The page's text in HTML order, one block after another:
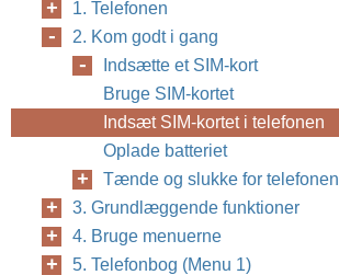
1. Telefonen
2. Kom godt i gang
Indsætte et SIM-kort
Bruge SIM-kortet
Indsæt SIM-kortet i telefonen
Oplade batteriet
Tænde og slukke for telefonen
3. Grundlæggende funktioner
4. Bruge menuerne
5. Telefonbog (Menu 1)